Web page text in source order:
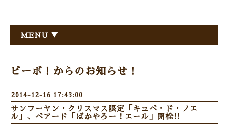
MENU ▼
ビーボ！からのお知らせ！
2014-12-16 17:43:00
サンフーヤン・クリスマス限定「キュベ・ド・ノエ
ル」、ベアード「ばかやろー！エール」開栓!!